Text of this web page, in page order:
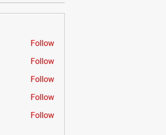
Follow
Follow
Follow
Follow
Follow